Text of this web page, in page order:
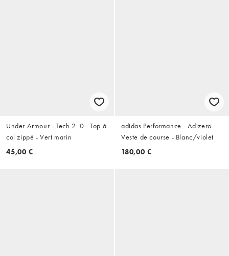
Under Armour - Tech 2. 0 - Top à
col zippé - Vert marin
45,00 €
adidas Performance - Adizero -
Veste de course - Blanc/violet
180,00 €